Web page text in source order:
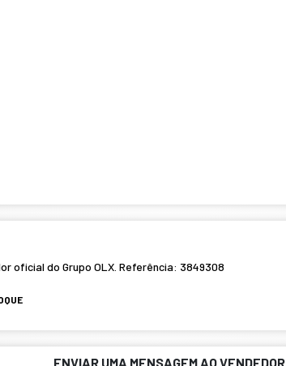
oficial do Grupo OLX. Referência: 3849308
ENVIAR UMA MENSAGEM AO VENDEDOR